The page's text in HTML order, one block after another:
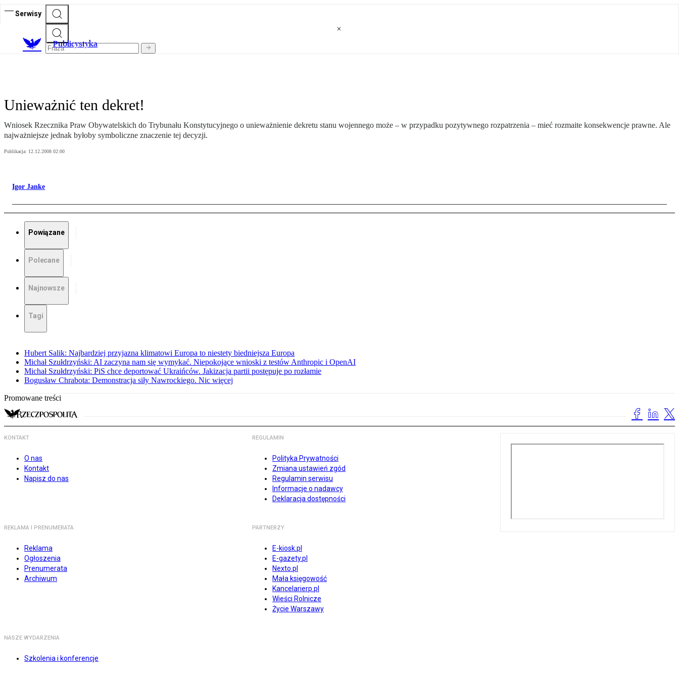
Serwisy
Publicystyka
Unieważnić ten dekret!
Wniosek Rzecznika Praw Obywatelskich do Trybunału Konstytucyjnego o unieważnienie dekretu stanu wojennego może – w przypadku pozytywnego rozpatrzenia – mieć rozmaite konsekwencje prawne. Ale
najważniejsze jednak byłoby symboliczne znaczenie tej decyzji.
Publikacja: 12.12.2008 02:00
Igor Janke
Powiązane
Polecane
Najnowsze
Tagi
Hubert Salik: Najbardziej przyjazna klimatowi Europa to niestety biedniejsza Europa
Michał Szułdrzyński: AI zaczyna nam się wymykać. Niepokojące wnioski z testów Anthropic i OpenAI
Michał Szułdrzyński: PiS chce deportować Ukraińców. Jakizacja partii postępuje po rozłamie
Bogusław Chrabota: Demonstracja siły Nawrockiego. Nic więcej
Promowane treści
KONTAKT
O nas
Kontakt
Napisz do nas
REGULAMIN
Polityka Prywatności
Zmiana ustawień zgód
Regulamin serwisu
Informacje o nadawcy
Deklaracja dostępności
REKLAMA I PRENUMERATA
Reklama
Ogłoszenia
Prenumerata
Archiwum
PARTNERZY
E-kiosk.pl
E-gazety.pl
Nexto.pl
Mała księgowość
Kancelarierp.pl
Wieści Rolnicze
Życie Warszawy
NASZE WYDARZENIA
Szkolenia i konferencje